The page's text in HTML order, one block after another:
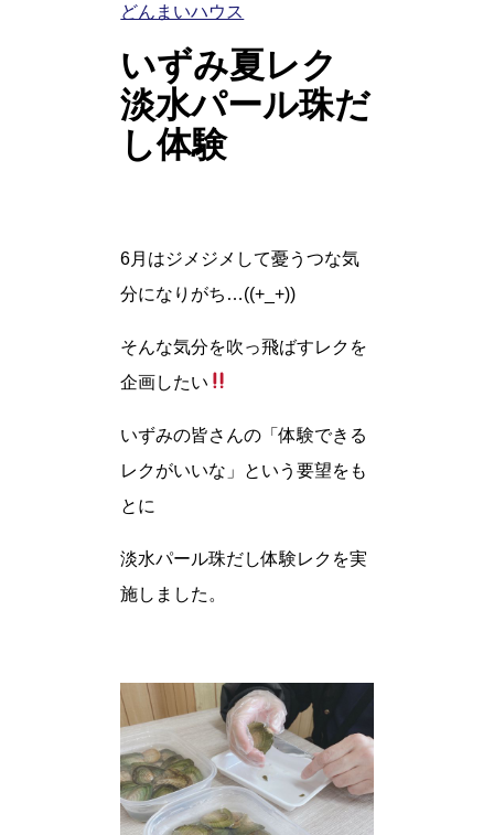
どんまいハウス
いずみ夏レク
淡水パール珠だ
し体験
6月はジメジメして憂うつな気
分になりがち…((+_+))
そんな気分を吹っ飛ばすレクを
企画したい
いずみの皆さんの「体験できる
レクがいいな」という要望をも
とに
淡水パール珠だし体験レクを実
施しました。